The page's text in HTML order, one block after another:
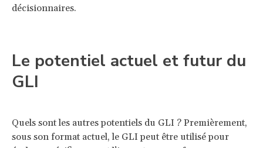
décisionnaires.
Le potentiel actuel et futur du
GLI
Quels sont les autres potentiels du GLI ? Premièrement,
sous son format actuel, le GLI peut être utilisé pour